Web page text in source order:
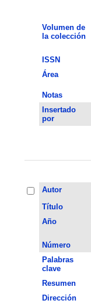
Volumen de
la colección
ISSN
Área
Notas
Insertado
por
Autor
Título
Año
Número
Palabras
clave
Resumen
Dirección